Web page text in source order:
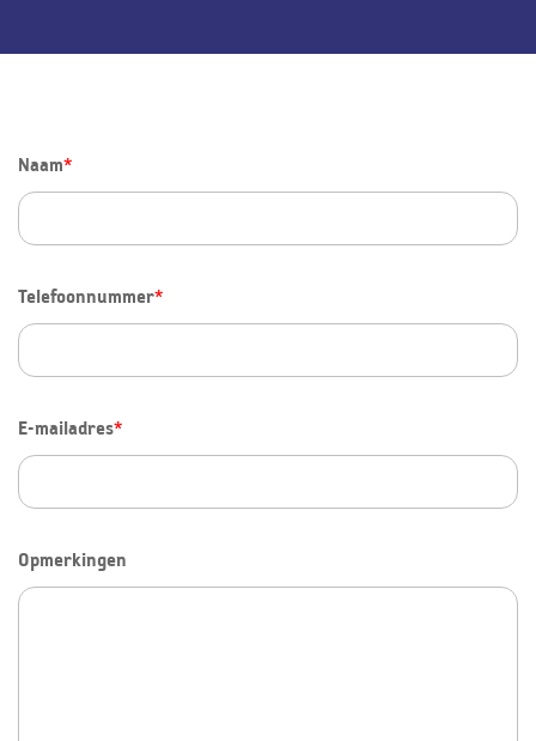
Naam*
Telefoonnummer*
E-mailadres*
Opmerkingen